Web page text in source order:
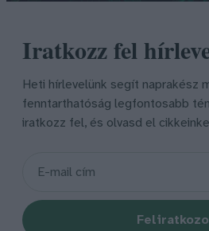
Iratkozz fel
Heti hírlevelünk segít naprakész
fenntarthatóság legfontosabb
iratkozz fel, és olvasd el